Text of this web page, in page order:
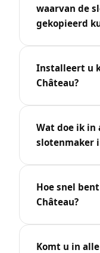
waarvan de
gekopieerd
Installeert u
Château?
Wat doe ik in
slotenmaker
Hoe snel
Château?
Komt u in